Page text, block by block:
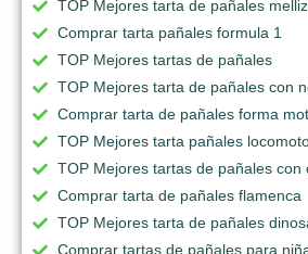
TOP Mejores tarta de pañales
Comprar tarta pañales formula 1
TOP Mejores tartas de pañales
TOP Mejores tarta de pañales con
Comprar tarta de pañales forma
TOP Mejores tarta pañales
TOP Mejores tartas de pañales con
Comprar tarta de pañales flamenca
TOP Mejores tarta de pañales
Comprar tartas de pañales para